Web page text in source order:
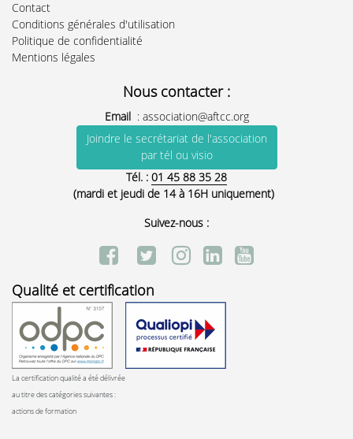
Contact
Conditions générales d'utilisation
Politique de confidentialité
Mentions légales
Nous contacter :
Email : association@aftcc.org
Joindre le secrétariat de l'association
par tél ou visio
Tél. : 01 45 88 35 28
(mardi et jeudi de 14 à 16H uniquement)
Suivez-nous :
Qualité et certification
La certification qualité a été délivrée
au titre des catégories suivantes :
actions de formation